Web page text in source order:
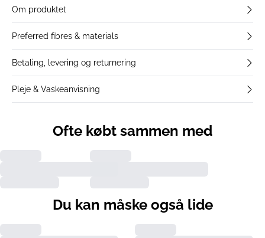
Om produktet
Preferred fibres & materials
Betaling, levering og returnering
Pleje & Vaskeanvisning
Ofte købt sammen med
Du kan måske også lide